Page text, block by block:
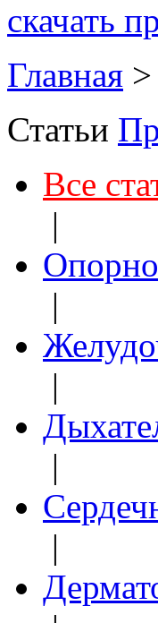
скачать
Главная >
Статьи
Все
|
|
|
|
|